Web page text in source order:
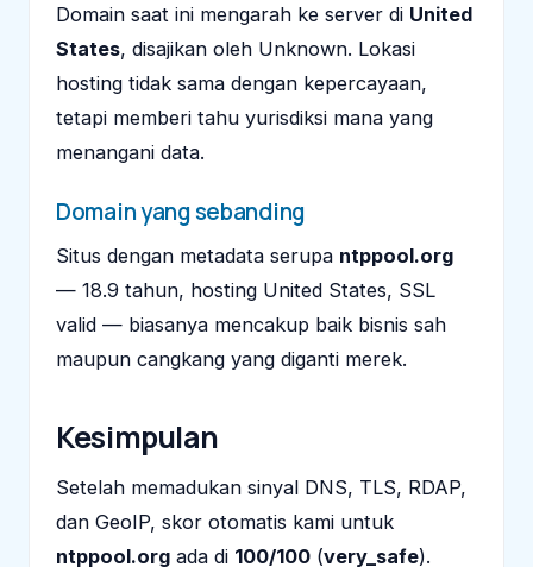
Domain saat ini mengarah ke server di United
States, disajikan oleh Unknown. Lokasi
hosting tidak sama dengan kepercayaan,
tetapi memberi tahu yurisdiksi mana yang
menangani data.
Domain yang sebanding
Situs dengan metadata serupa ntppool.org
— 18.9 tahun, hosting United States, SSL
valid — biasanya mencakup baik bisnis sah
maupun cangkang yang diganti merek.
Kesimpulan
Setelah memadukan sinyal DNS, TLS, RDAP,
dan GeoIP, skor otomatis kami untuk
ntppool.org ada di 100/100 (very_safe).